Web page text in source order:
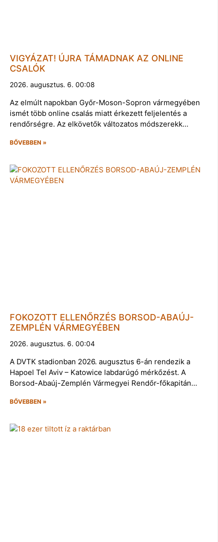
VIGYÁZAT! ÚJRA TÁMADNAK AZ ONLINE
CSALÓK
2026. augusztus. 6. 00:08
Az elmúlt napokban Győr-Moson-Sopron vármegyében
ismét több online csalás miatt érkezett feljelentés a
rendőrségre. Az elkövetők változatos módszerekk…
BŐVEBBEN »
FOKOZOTT ELLENŐRZÉS BORSOD-ABAÚJ-
ZEMPLÉN VÁRMEGYÉBEN
2026. augusztus. 6. 00:04
A DVTK stadionban 2026. augusztus 6-án rendezik a
Hapoel Tel Aviv – Katowice labdarúgó mérkőzést. A
Borsod-Abaúj-Zemplén Vármegyei Rendőr-főkapitán…
BŐVEBBEN »